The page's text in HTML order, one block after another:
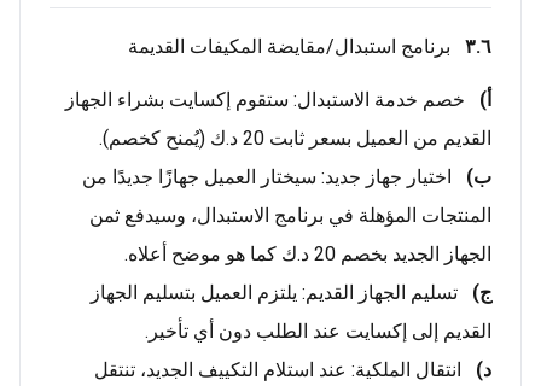
٣.٦ برنامج استبدال/مقايضة المكيفات القديمة
أ‌)
خصم خدمة الاستبدال: ستقوم إكسايت بشراء الجهاز
القديم من العميل بسعر ثابت 20 د.ك (يُمنح كخصم).
ب)
اختيار جهاز جديد: سيختار العميل جهازًا جديدًا من
المنتجات المؤهلة في برنامج الاستبدال، وسيدفع ثمن
الجهاز الجديد بخصم 20 د.ك كما هو موضح أعلاه.
ج)
تسليم الجهاز القديم: يلتزم العميل بتسليم الجهاز
القديم إلى إكسايت عند الطلب دون أي تأخير.
د)
انتقال الملكية: عند استلام التكييف الجديد، تنتقل